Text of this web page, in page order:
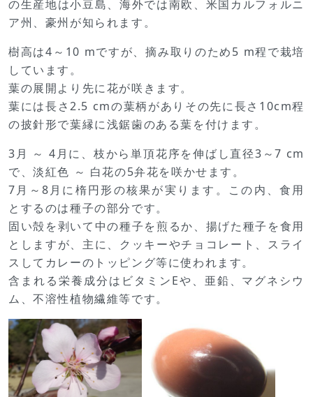
の生産地は小豆島、海外では南欧、米国カルフォルニ
ア州、豪州が知られます。
樹高は4～10 mですが、摘み取りのため5 m程で栽培
しています。
葉の展開より先に花が咲きます。
葉には長さ2.5 cmの葉柄がありその先に長さ10cm程
の披針形で葉縁に浅鋸歯のある葉を付けます。
3月 ～ 4月に、枝から単頂花序を伸ばし直径3～7 cm
で、淡紅色 ～ 白花の5弁花を咲かせます。
7月～8月に楕円形の核果が実ります。この内、食用
とするのは種子の部分です。
固い殻を剥いて中の種子を煎るか、揚げた種子を食用
としますが、主に、クッキーやチョコレート、スライ
スしてカレーのトッピング等に使われます。
含まれる栄養成分はビタミンEや、亜鉛、マグネシウ
ム、不溶性植物繊維等です。